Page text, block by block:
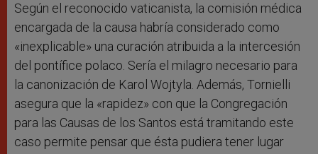
Según el reconocido vaticanista, la comisión médica
encargada de la causa habría considerado como
«inexplicable» una curación atribuida a la intercesión
del pontífice polaco. Sería el milagro necesario para
la canonización de Karol Wojtyla. Además, Tornielli
asegura que la «rapidez» con que la Congregación
para las Causas de los Santos está tramitando este
caso permite pensar que ésta pudiera tener lugar